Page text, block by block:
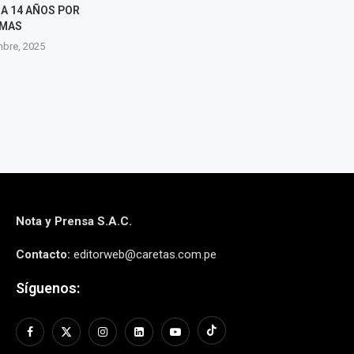
14 AÑOS POR
2025
Nota y Prensa S.A.C.
Contacto: editorweb@caretas.com.pe
Síguenos: